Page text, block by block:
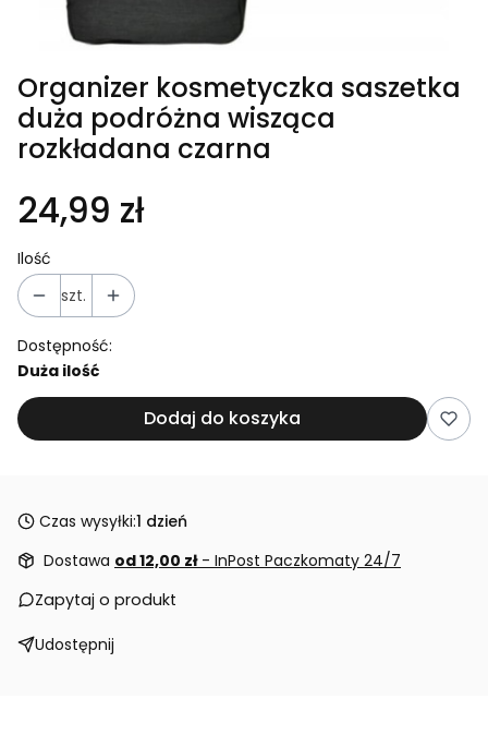
Organizer kosmetyczka saszetka
duża podróżna wisząca
rozkładana czarna
24,99 zł
Ilość
szt.
Dostępność:
Duża ilość
Dodaj do koszyka
Czas wysyłki:1 dzień
Dostawa od 12,00 zł - InPost Paczkomaty 24/7
Zapytaj o produkt
Udostępnij